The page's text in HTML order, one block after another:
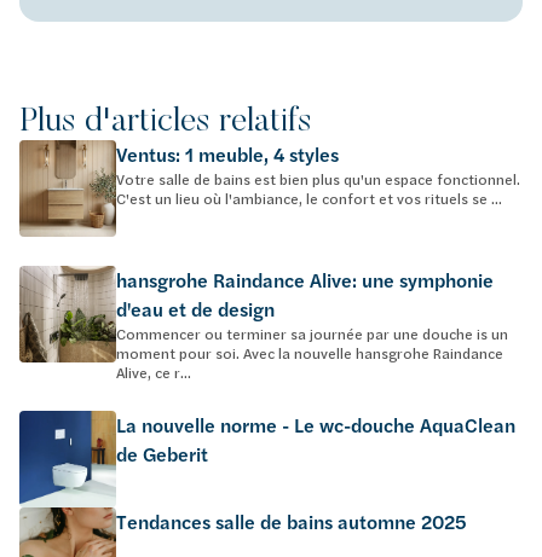
Plus d'articles relatifs
Ventus: 1 meuble, 4 styles
Votre salle de bains est bien plus qu'un espace fonctionnel.
C'est un lieu où l'ambiance, le confort et vos rituels se ...
hansgrohe Raindance Alive: une symphonie
d'eau et de design
Commencer ou terminer sa journée par une douche is un
moment pour soi. Avec la nouvelle hansgrohe Raindance
Alive, ce r...
La nouvelle norme - Le wc-douche AquaClean
de Geberit
Tendances salle de bains automne 2025